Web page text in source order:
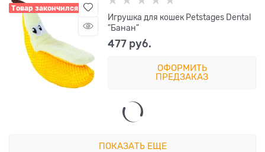
Товар закончился
Игрушка для кошек Petstages Dental
"Банан"
477 руб.
ОФОРМИТЬ
ПРЕДЗАКАЗ
ПОКАЗАТЬ ЕЩЕ